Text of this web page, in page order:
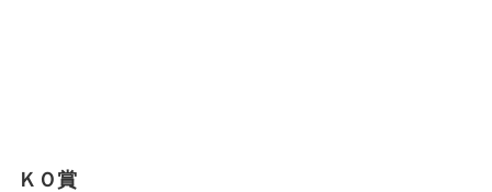
ＫＯ賞